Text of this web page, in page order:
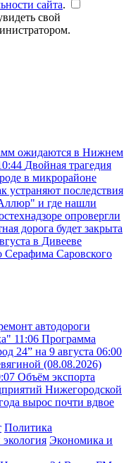
сайта.
свой
ожидаются в Нижнем
Двойная трагедия
в микрорайоне
устраняют последствия
и где нашли
опровергли
дорога будет закрыта
в Дивееве
Серафима Саровского
автодороги
11:06 Программа
24” на 9 августа 06:00
(08.08.2026)
Объём экспорта
Нижегородской
вырос почти вдвое
Политика
Экономика и